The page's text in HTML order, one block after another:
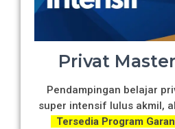
Privat
Pendampingan belajar
super intensif lulus akmil,
Tersedia Program